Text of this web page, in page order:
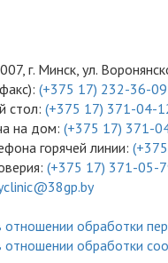
г. Минск, ул.
(+375 17) 232-36-09
стол: (+375 17) 371-04-
на дом: (+375 17) 371-
горячей линии:
(+375 17) 371-05-
отношении обработки
отношении обработки